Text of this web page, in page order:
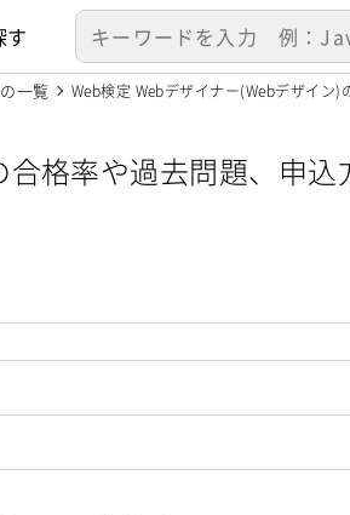
す
一覧 Web検定 Webデザイナー(Webデザイン
格率や過去問題、申込